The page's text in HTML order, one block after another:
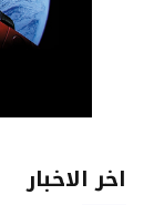
اخر الاخبار